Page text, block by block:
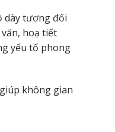
dày tương đối
hoạ tiết
yếu tố phong
không gian